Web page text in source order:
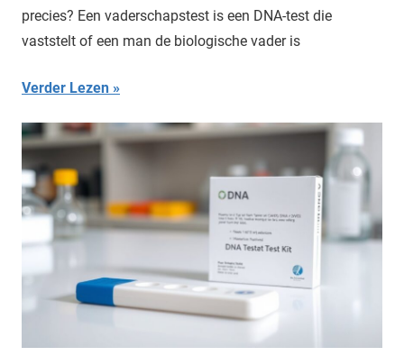
precies? Een vaderschapstest is een DNA-test die
vaststelt of een man de biologische vader is
Verder Lezen